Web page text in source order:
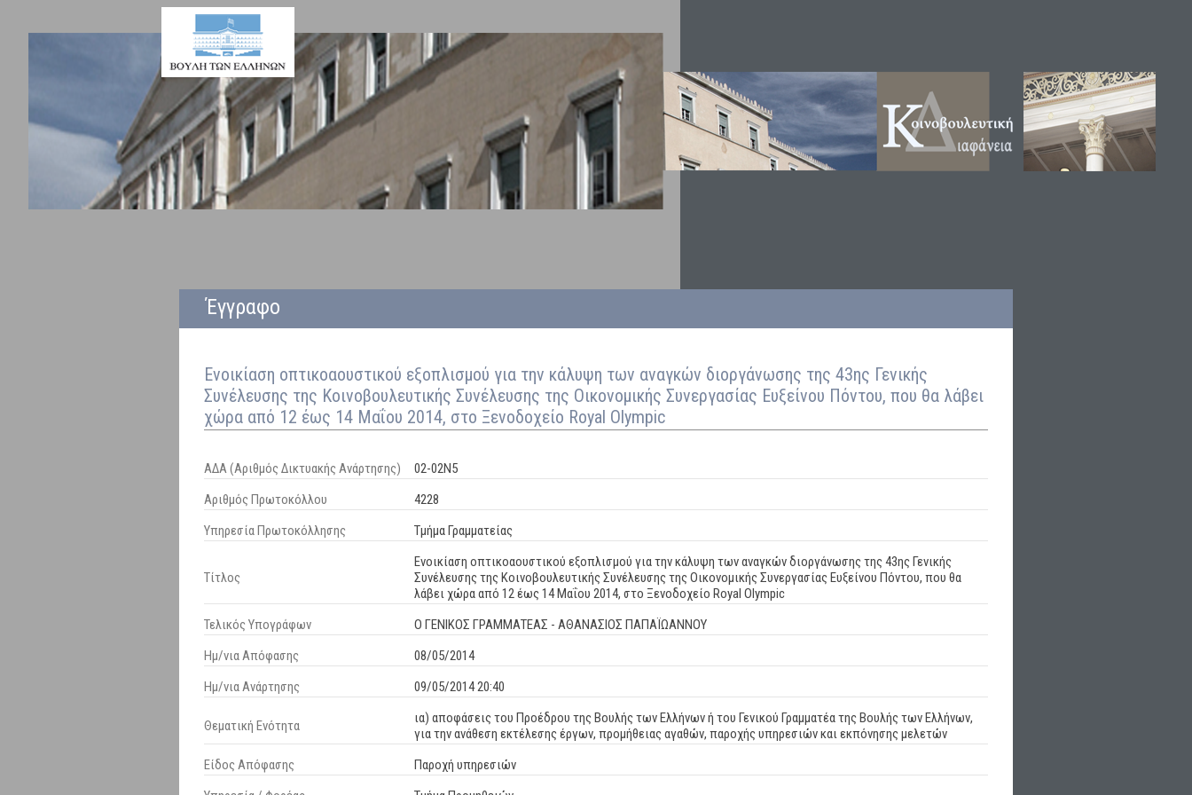
Έγγραφο
Eνοικίαση οπτικοαουστικού εξοπλισμού για την κάλυψη των αναγκών διοργάνωσης της 43ης Γενικής
Συνέλευσης της Κοινοβουλευτικής Συνέλευσης της Οικονομικής Συνεργασίας Ευξείνου Πόντου, που θα λάβει
χώρα από 12 έως 14 Μαΐου 2014, στο Ξενοδοχείο Royal Olympic
ΑΔΑ (Αριθμός Δικτυακής Ανάρτησης)
02-02Ν5
Αριθμός Πρωτοκόλλου
4228
Υπηρεσία Πρωτοκόλλησης
Τμήμα Γραμματείας
Τίτλος
Eνοικίαση οπτικοαουστικού εξοπλισμού για την κάλυψη των αναγκών διοργάνωσης της 43ης Γενικής
Συνέλευσης της Κοινοβουλευτικής Συνέλευσης της Οικονομικής Συνεργασίας Ευξείνου Πόντου, που θα
λάβει χώρα από 12 έως 14 Μαΐου 2014, στο Ξενοδοχείο Royal Olympic
Τελικός Υπογράφων
Ο ΓΕΝΙΚΟΣ ΓΡΑΜΜΑΤΕΑΣ - ΑΘΑΝΑΣΙΟΣ ΠΑΠΑΪΩΑΝΝΟΥ
Ημ/νια Απόφασης
08/05/2014
Ημ/νια Ανάρτησης
09/05/2014 20:40
Θεματική Ενότητα
ια) αποφάσεις του Προέδρου της Βουλής των Ελλήνων ή του Γενικού Γραμματέα της Βουλής των Ελλήνων,
για την ανάθεση εκτέλεσης έργων, προμήθειας αγαθών, παροχής υπηρεσιών και εκπόνησης μελετών
Είδος Απόφασης
Παροχή υπηρεσιών